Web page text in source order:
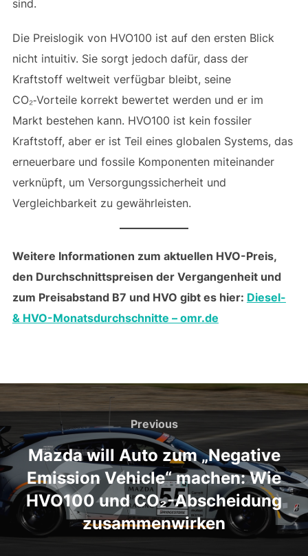
sind.
Die Preislogik von HVO100 ist auf den ersten Blick
nicht intuitiv. Sie sorgt jedoch dafür, dass der
Kraftstoff weltweit verfügbar bleibt, seine
CO₂‑Vorteile korrekt bewertet werden und er im
Markt bestehen kann. HVO100 ist kein fossiler
Kraftstoff, aber er ist Teil eines globalen Systems, das
erneuerbare und fossile Komponenten miteinander
verknüpft, um Versorgungssicherheit und
Vergleichbarkeit zu gewährleisten.
Weitere Informationen zum aktuellen HVO-Preis,
den Durchschnittspreisen der Vergangenheit und
zum Preisabstand B7 und HVO gibt es hier: Diesel-
& HVO-Monatsdurchschnitte – omr.de
Beitragsnavigation
Previous
Previous
Mazda will Auto zum „Negative
Emission Vehicle“ machen: Wie
HVO100 und CO₂-Abscheidung
zusammenwirken